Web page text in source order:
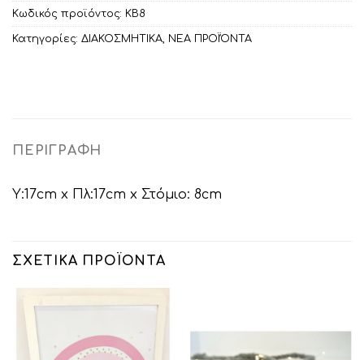
Κωδικός προϊόντος: ΚΒ8
Κατηγορίες: ΔΙΑΚΟΣΜΗΤΙΚA ΝΕΑ ΠΡΟΪΌΝΤΑ
ΠΕΡΙΓΡΑΦΉ
Υ:17cm x Πλ:17cm x Στόμιο: 8cm
ΣΧΕΤΙΚΆ ΠΡΟΪΌΝΤΑ